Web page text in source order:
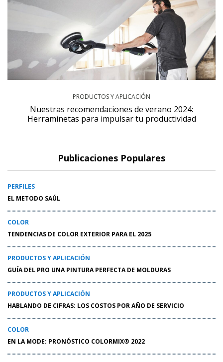
PRODUCTOS Y APLICACIÓN
Nuestras recomendaciones de verano 2024:
Herraminetas para impulsar tu productividad
Publicaciones Populares
PERFILES
EL METODO SAÚL
COLOR
TENDENCIAS DE COLOR EXTERIOR PARA EL 2025
PRODUCTOS Y APLICACIÓN
GUÍA DEL PRO UNA PINTURA PERFECTA DE MOLDURAS
PRODUCTOS Y APLICACIÓN
HABLANDO DE CIFRAS: LOS COSTOS POR AÑO DE SERVICIO
COLOR
EN LA MODE: PRONÓSTICO COLORMIX® 2022